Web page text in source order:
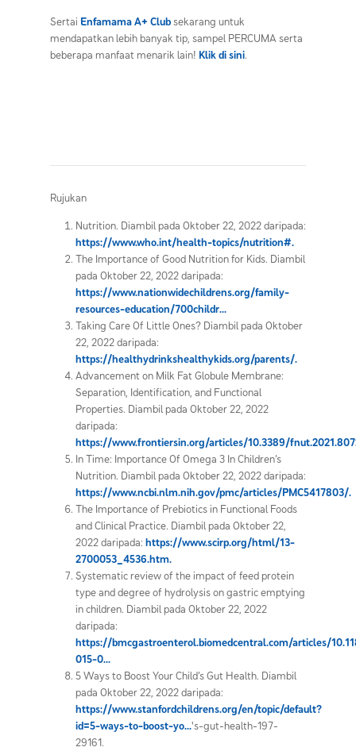
Sertai Enfamama A+ Clubsekarang untuk
mendapatkan lebih banyak tip, sampel PERCUMA serta
beberapa manfaat menarik lain! Klik di sini.
Rujukan
Nutrition. Diambil pada Oktober 22, 2022 daripada:
https://www.who.int/health-topics/nutrition#.
The Importance of Good Nutrition for Kids. Diambil
pada Oktober 22, 2022 daripada:
https://www.nationwidechildrens.org/family-
resources-education/700childr...
Taking Care Of Little Ones? Diambil pada Oktober
22, 2022 daripada:
https://healthydrinkshealthykids.org/parents/.
Advancement on Milk Fat Globule Membrane:
Separation, Identification, and Functional
Properties. Diambil pada Oktober 22, 2022
daripada:
https://www.frontiersin.org/articles/10.3389/
In Time: Importance Of Omega 3 In Children’s
Nutrition. Diambil pada Oktober 22, 2022 daripada:
https://www.ncbi.nlm.nih.gov/pmc/articles/PMC5417803/.
The Importance of Prebiotics in Functional Foods
and Clinical Practice. Diambil pada Oktober 22,
2022 daripada: https://www.scirp.org/html/13-
2700053_4536.htm.
Systematic review of the impact of feed protein
type and degree of hydrolysis on gastric emptying
in children. Diambil pada Oktober 22, 2022
daripada:
https://bmcgastroenterol.biomedcentral.com/articles/
015-0...
5 Ways to Boost Your Child’s Gut Health. Diambil
pada Oktober 22, 2022 daripada:
https://www.stanfordchildrens.org/en/topic/default?
id=5-ways-to-boost-yo...'s-gut-health-197-
29161.